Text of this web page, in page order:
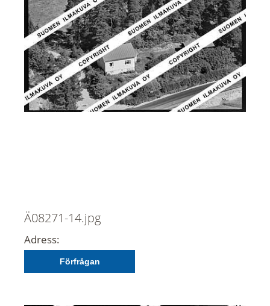
Ä08271-14.jpg
Adress:
Förfrågan